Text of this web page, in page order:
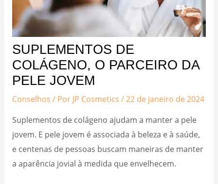
SUPLEMENTOS DE
COLÁGENO, O PARCEIRO DA
PELE JOVEM
Conselhos / Por JP Cosmetics/22 de janeiro de 2024
Suplementos de colágeno ajudam a manter a pele
jovem. E pele jovem é associada à beleza e à saúde,
e centenas de pessoas buscam maneiras de manter
a aparência jovial à medida que envelhecem.